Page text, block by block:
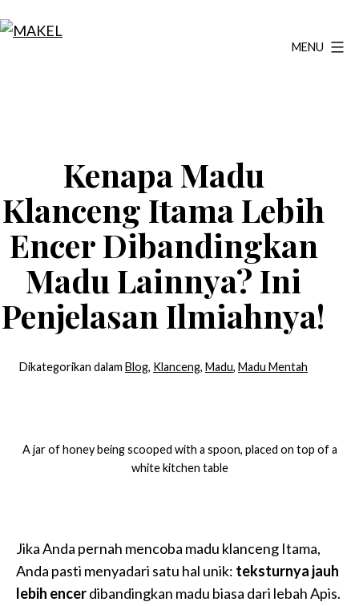
ke
MENU
Kenapa Madu
Klanceng Itama Lebih
Encer Dibandingkan
Madu Lainnya? Ini
Penjelasan Ilmiahnya!
Dikategorikan dalam Blog, Klanceng, Madu, Madu Mentah
A jar of honey being scooped with a spoon, placed on top of a
white kitchen table
Jika Anda pernah mencoba madu klanceng Itama,
Anda pasti menyadari satu hal unik: teksturnya jauh
lebih encerdibandingkan madu biasa dari lebah Apis.